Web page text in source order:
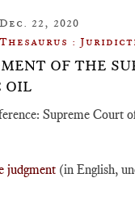
Dec. 22, 2020
Thesaurus :
OF THE
OIL
Supreme Court
judgment (in English,